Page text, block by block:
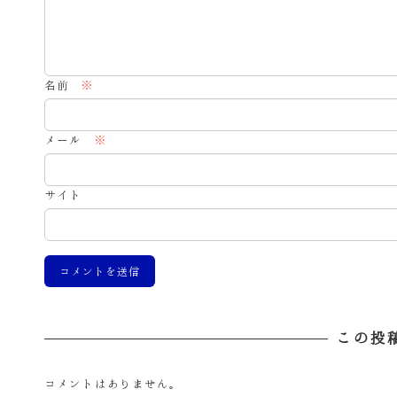
名前 ※
メール ※
サイト
この投
コメントはありません。